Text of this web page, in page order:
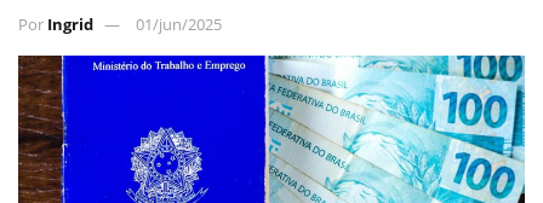
Por Ingrid 01/jun/2025